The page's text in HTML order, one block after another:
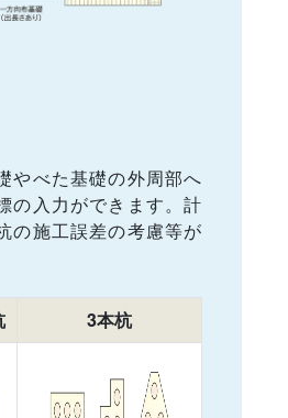
やべた基礎の外周部へ
の入力ができます。計
の施工誤差の考慮等が
3本杭